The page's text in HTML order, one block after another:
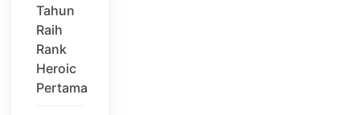
Tahun
Raih
Rank
Heroic
Pertama